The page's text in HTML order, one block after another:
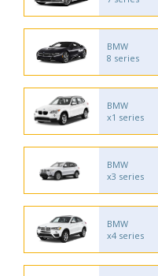
BMW
8 series
BMW
x1 series
BMW
x3 series
BMW
x4 series